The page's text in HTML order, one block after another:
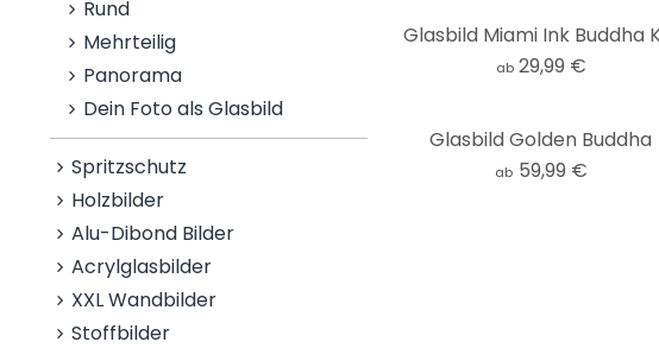
Rund
Mehrteilig
Panorama
Dein Foto als Glasbild
Spritzschutz
Holzbilder
Alu-Dibond Bilder
Acrylglasbilder
XXL Wandbilder
Stoffbilder
ab 29,99 €
Glasbild Golden Buddha
ab 59,99 €